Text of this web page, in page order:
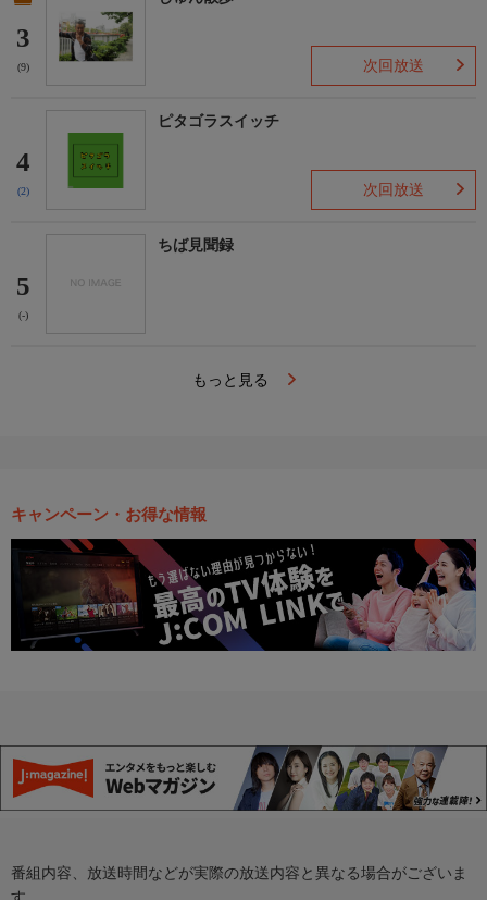
3
(9) 次回放送
4
(2)
ピタゴラスイッチ
次回放送
5
(-)
ちば見聞録
もっと見る
キャンペーン・お得な情報
番組内容、放送時間などが実際の放送内容と異なる場合がございま